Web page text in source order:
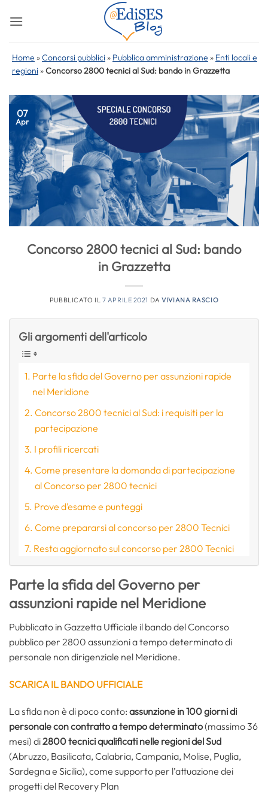
Home »Concorsi pubblici » Pubblica amministrazione » Enti locali e
regioni »Concorso 2800 tecnici al Sud: bando in Grazzetta
07
Apr
Concorso 2800 tecnici al Sud: bando
in Grazzetta
PUBBLICATO IL 7 APRILE 2021 DAVIVIANA RASCIO
Gli argomenti dell'articolo
Parte la sfida del Governo per assunzioni rapide
nel Meridione
Concorso 2800 tecnici al Sud: i requisiti per la
partecipazione
I profili ricercati
Come presentare la domanda di partecipazione
al Concorso per 2800 tecnici
Prove d’esame e punteggi
Come prepararsi al concorso per 2800 Tecnici
Resta aggiornato sul concorso per 2800 Tecnici
Parte la sfida del Governo per
assunzioni rapide nel Meridione
Pubblicato in Gazzetta Ufficiale il bando del Concorso
pubblico per 2800 assunzioni a tempo determinato di
personale non dirigenziale nel Meridione.
SCARICA IL BANDO UFFICIALE
La sfida non è di poco conto: assunzione in 100 giorni di
personale con contratto a tempo determinato(massimo 36
mesi) di2800 tecnici qualificati nelle regioni del Sud
(Abruzzo, Basilicata, Calabria, Campania, Molise, Puglia,
Sardegna e Sicilia), come supporto per l’attuazione dei
progetti del Recovery Plan